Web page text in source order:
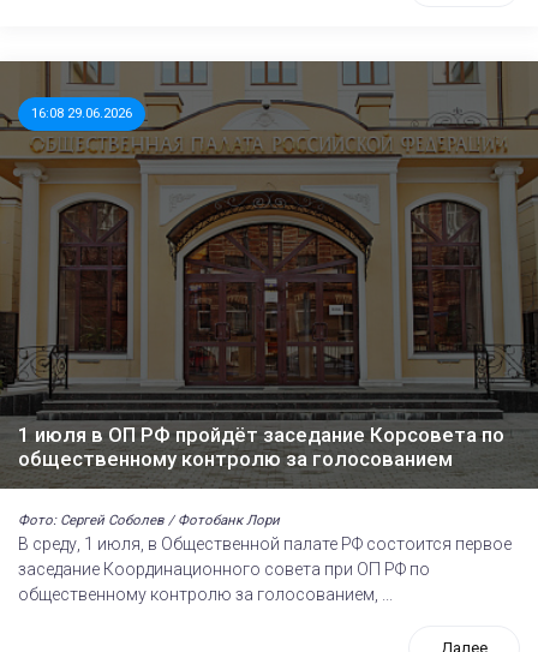
16:08 29.06.2026
1 июля в ОП РФ пройдёт заседание Корсовета по
общественному контролю за голосованием
Фото: Сергей Соболев / Фотобанк Лори
В среду, 1 июля, в Общественной палате РФ состоится первое
заседание Координационного совета при ОП РФ по
общественному контролю за голосованием, ...
Далее